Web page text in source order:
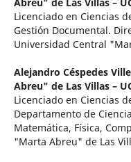
Licenciado en Ciencias
Gestión Documental.
Universidad Central
Alejandro Céspedes
Abreu" de Las Villas –
Licenciado en Ciencias
Departamento de
Matemática, Física,
"Marta Abreu" de Las